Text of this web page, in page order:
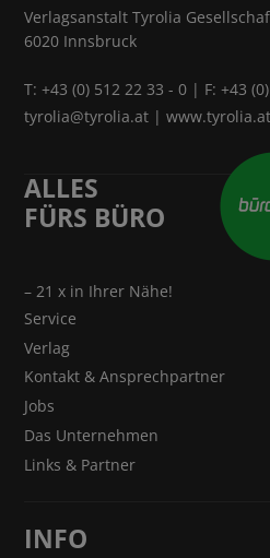
Verlagsanstalt Tyrolia
6020 Innsbruck
T:+43 (0) 512 22 33 - 0 | F: +43
tyrolia@tyrolia.at |www.tyrolia.at
ALLES
FÜRS BÜRO
– 21 x in Ihrer Nähe!
Service
Verlag
Kontakt & Ansprechpartner
Jobs
Das Unternehmen
Links & Partner
INFO